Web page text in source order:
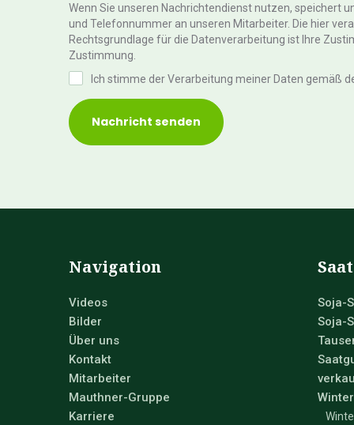
Wenn Sie unseren Nachrichtendienst nutzen, speichert
und Telefonnummer an unseren Mitarbeiter. Die hier
Rechtsgrundlage für die Datenverarbeitung ist Ihre
Zustimmung.
Ich stimme der Verarbeitung meiner Daten gemäß
Nachricht senden
Navigation
Videos
Bilder
Über uns
Kontakt
Mitarbeiter
Mauthner-Gruppe
Karriere
Soja-
Soja-